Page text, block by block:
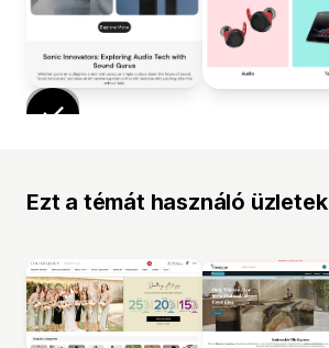
Ezt a témát használó üzletek